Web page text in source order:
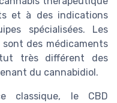
et à des indications
spécialisées. Les
des médicaments
très différent des
du cannabidiol.
classique, le CBD